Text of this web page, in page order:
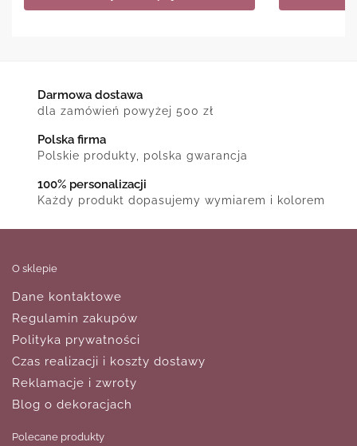
Darmowa dostawa
dla zamówień powyżej 500 zł
Polska firma
Polskie produkty, polska gwarancja
100% personalizacji
Każdy produkt dopasujemy wymiarem i kolorem
O sklepie
Dane kontaktowe
Regulamin zakupów
Polityka prywatności
Czas realizacji i koszty dostawy
Reklamacje i zwroty
Blog o dekoracjach
Polecane produkty